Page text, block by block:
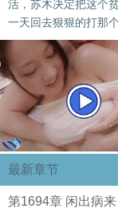
活，苏木决定把这个
一天回去狠狠的打那
最新章节
第1694章 闲出病来